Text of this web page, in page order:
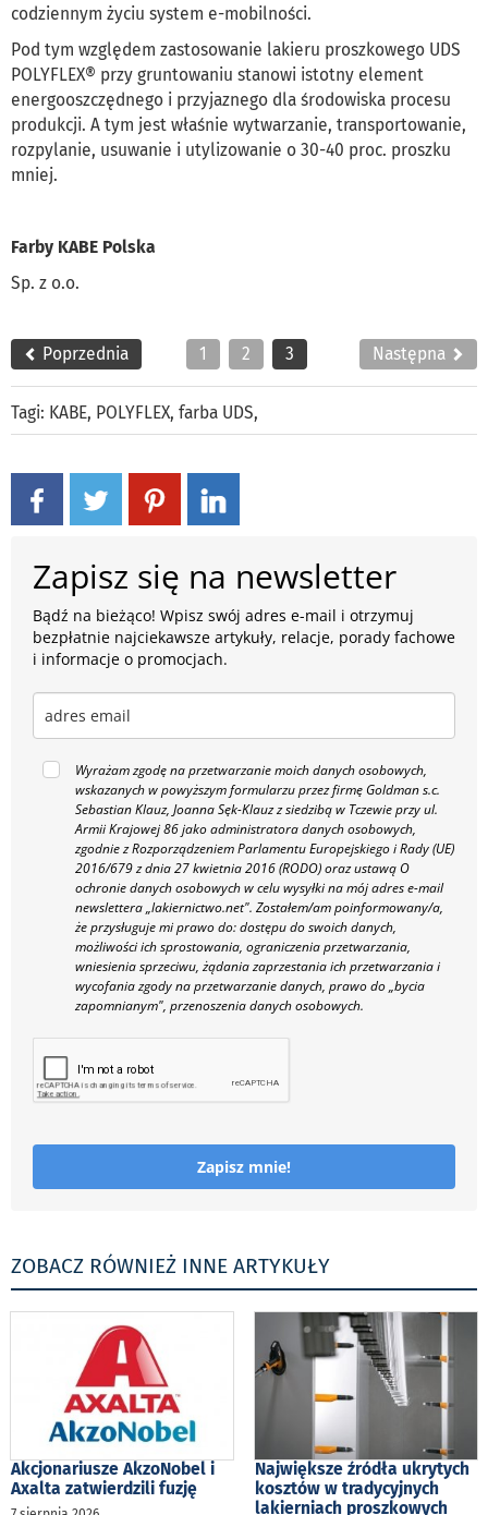
codziennym życiu system e-mobilności.
Pod tym względem zastosowanie lakieru proszkowego UDS
POLYFLEX® przy gruntowaniu stanowi istotny element
energooszczędnego i przyjaznego dla środowiska procesu
produkcji. A tym jest właśnie wytwarzanie, transportowanie,
rozpylanie, usuwanie i utylizowanie o 30-40 proc. proszku
mniej.
Farby KABE Polska
Sp. z o.o.
Poprzednia 1 2 3 Następna
Tagi: KABE, POLYFLEX, farba UDS,
Zapisz się na newsletter
Bądź na bieżąco! Wpisz swój adres e-mail i otrzymuj
bezpłatnie najciekawsze artykuły, relacje, porady fachowe
i informacje o promocjach.
Wyrażam zgodę na przetwarzanie moich danych osobowych,
wskazanych w powyższym formularzu przez firmę Goldman s.c.
Sebastian Klauz, Joanna Sęk-Klauz z siedzibą w Tczewie przy ul.
Armii Krajowej 86 jako administratora danych osobowych,
zgodnie z Rozporządzeniem Parlamentu Europejskiego i Rady (UE)
2016/679 z dnia 27 kwietnia 2016 (RODO) oraz ustawą O
ochronie danych osobowych w celu wysyłki na mój adres e-mail
newslettera „lakiernictwo.net". Zostałem/am poinformowany/a,
że przysługuje mi prawo do: dostępu do swoich danych,
możliwości ich sprostowania, ograniczenia przetwarzania,
wniesienia sprzeciwu, żądania zaprzestania ich przetwarzania i
wycofania zgody na przetwarzanie danych, prawo do „bycia
zapomnianym", przenoszenia danych osobowych.
Zapisz mnie!
ZOBACZ RÓWNIEŻ INNE ARTYKUŁY
Akcjonariusze AkzoNobel i
Axalta zatwierdzili fuzję
Największe źródła ukrytych
kosztów w tradycyjnych
lakierniach proszkowych